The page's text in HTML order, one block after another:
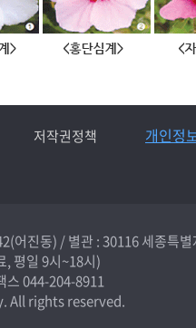
저작권정책 개인정
어진동) /별관 : 30116 세종특
, 평일 9시~18시)
스 044-204-8911
All rights reserved.